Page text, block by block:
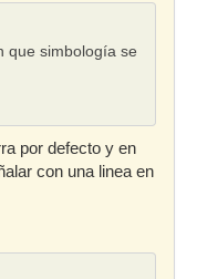
que simbología se
por defecto y en
con una linea en